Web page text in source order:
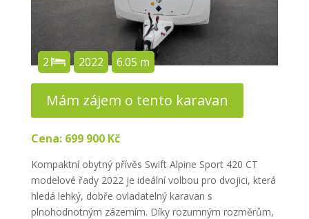
2 2022 6.05 m
Mám zájem o tento karavan
Cena: 699 900 Kč
Kompaktní obytný přívěs Swift Alpine Sport 420 CT
modelové řady 2022 je ideální volbou pro dvojici, která
hledá lehký, dobře ovladatelný karavan s
plnohodnotným zázemím. Díky rozumným rozměrům,